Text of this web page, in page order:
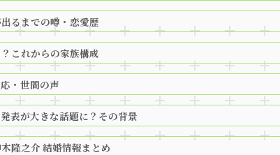
るまでの噂・恋愛歴
これからの家族構成
・世間の声
表が大きな話題に？その背景
隆之介 結婚情報まとめ